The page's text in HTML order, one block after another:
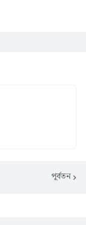
পূর্বতন